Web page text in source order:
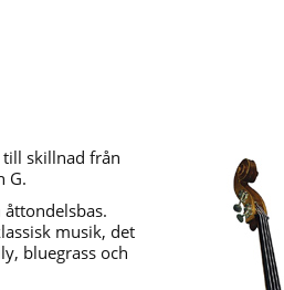
skillnad från
G.
musik, det
bluegrass och